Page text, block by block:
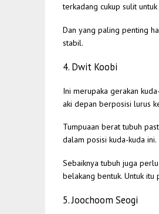
terkadang cukup sulit untuk
Dan yang paling penting
stabil.
4. Dwit Koobi
Ini merupaka gerakan
aki depan berposisi lurus
Tumpuaan berat tubuh
dalam posisi kuda-kuda ini.
Sebaiknya tubuh juga
belakang bentuk. Untuk
5. Joochoom Seogi